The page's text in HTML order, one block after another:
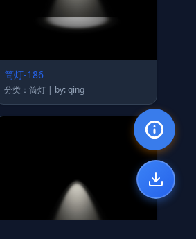
筒灯-186
分类：筒灯 | by: qing